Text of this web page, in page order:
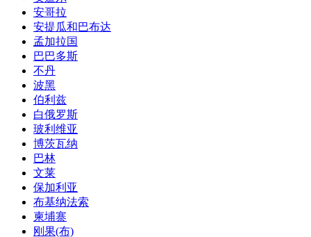
安哥拉
安提瓜和巴布达
孟加拉国
巴巴多斯
不丹
波黑
伯利兹
白俄罗斯
玻利维亚
博茨瓦纳
巴林
文莱
保加利亚
布基纳法索
柬埔寨
刚果(布)